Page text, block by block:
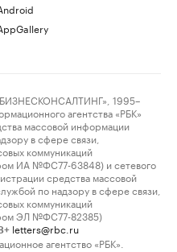
1995–
агентства «РБК»
массовой информации
в сфере связи,
коммуникаций
ИА №ФС77-63848) и сетевого
средства массовой
по надзору в сфере связи,
коммуникаций
ЭЛ №ФС77-82385)
letters@rbc.ru
агентство «РБК».